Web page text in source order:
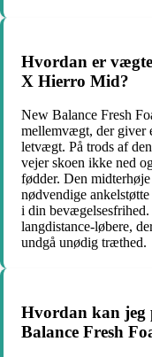
Hvordan er
X Hierro Mid?
New Balance Fresh
mellemvægt, der giver
letvægt. På trods af
vejer skoen ikke ned
fødder. Den
nødvendige
i din
langdistance-løbere,
undgå unødig træthed.
Hvordan kan jeg
Balance Fresh